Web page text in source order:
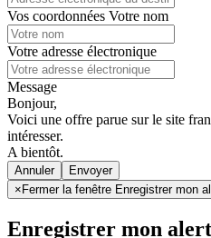
Vos coordonnées Votre nom
Votre adresse électronique
Message
Bonjour,
Voici une offre parue sur le site
intéresser.
A bientôt.
Annuler
× Fermer la fenêtre Enregistrer mon
Enregistrer mon